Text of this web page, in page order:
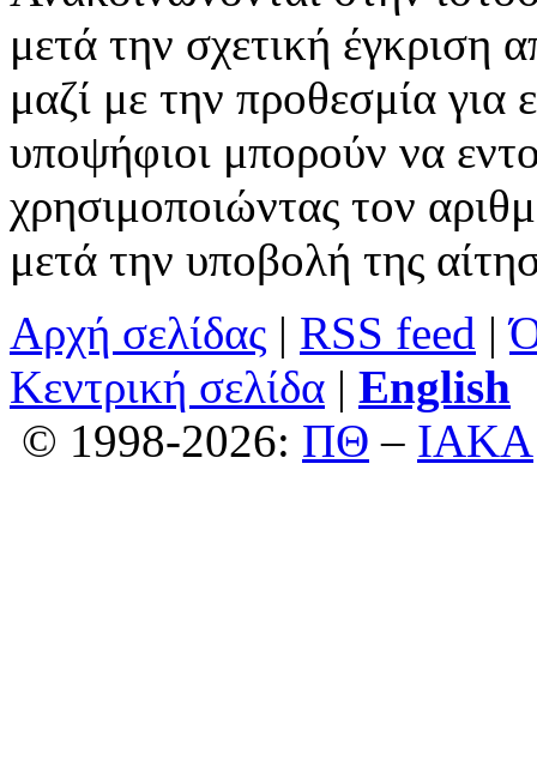
μετά την σχετική έγκριση
μαζί με την προθεσμία
υποψήφιοι μπορούν να
χρησιμοποιώντας τον
μετά την υποβολή της
Αρχή σελίδας | RSS feed |
Κεντρική σελίδα | English
© 1998-2026: ΠΘ – ΙΑΚΑ